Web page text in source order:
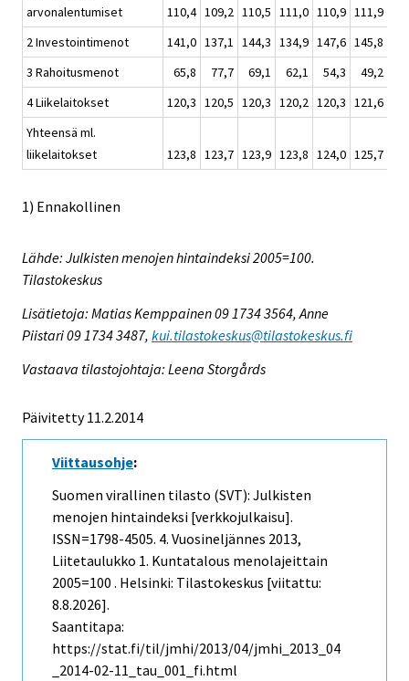
arvonalentumiset
110,4 109,2 110,5 111,0 110,9 111,9
2 Investointimenot
141,0 137,1 144,3 134,9 147,6 145,8
3 Rahoitusmenot
65,8 77,7 69,1 62,1 54,3 49,2
4 Liikelaitokset
120,3 120,5 120,3 120,2 120,3 121,6
Yhteensä ml.
liikelaitokset
123,8 123,7 123,9 123,8 124,0 125,7
1) Ennakollinen
Lähde: Julkisten menojen hintaindeksi 2005=100.
Tilastokeskus
Lisätietoja: Matias Kemppainen 09 1734 3564, Anne
Piistari 09 1734 3487, kui.tilastokeskus@tilastokeskus.fi
Vastaava tilastojohtaja: Leena Storgårds
Päivitetty 11.2.2014
Viittausohje:
Suomen virallinen tilasto (SVT): Julkisten
menojen hintaindeksi [verkkojulkaisu].
ISSN=1798-4505. 4. Vuosineljännes 2013,
Liitetaulukko 1. Kuntatalous menolajeittain
2005=100 . Helsinki: Tilastokeskus [viitattu:
8.8.2026].
Saantitapa:
https://stat.fi/til/jmhi/2013/04/jmhi_2013_04
_2014-02-11_tau_001_fi.html